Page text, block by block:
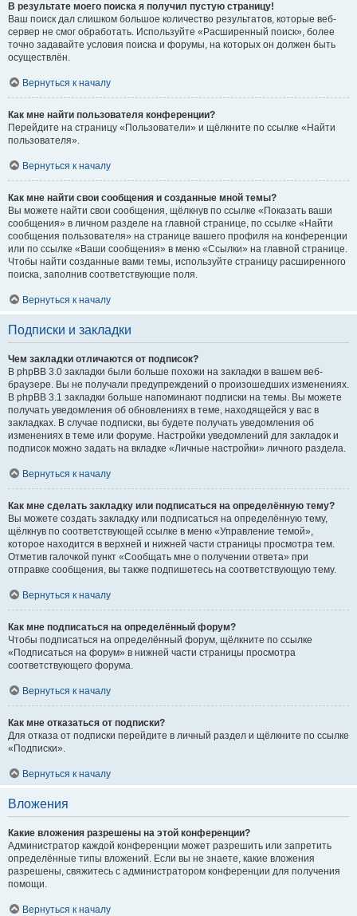
В результате моего поиска я получил пустую страницу!
Ваш поиск дал слишком большое количество результатов, которые веб-
сервер не смог обработать. Используйте «Расширенный поиск», более
точно задавайте условия поиска и форумы, на которых он должен быть
осуществлён.
Вернуться к началу
Как мне найти пользователя конференции?
Перейдите на страницу «Пользователи» и щёлкните по ссылке «Найти
пользователя».
Вернуться к началу
Как мне найти свои сообщения и созданные мной темы?
Вы можете найти свои сообщения, щёлкнув по ссылке «Показать ваши
сообщения» в личном разделе на главной странице, по ссылке «Найти
сообщения пользователя» на странице вашего профиля на конференции
или по ссылке «Ваши сообщения» в меню «Ссылки» на главной странице.
Чтобы найти созданные вами темы, используйте страницу расширенного
поиска, заполнив соответствующие поля.
Вернуться к началу
Подписки и закладки
Чем закладки отличаются от подписок?
В phpBB 3.0 закладки были больше похожи на закладки в вашем веб-
браузере. Вы не получали предупреждений о произошедших изменениях.
В phpBB 3.1 закладки больше напоминают подписки на темы. Вы можете
получать уведомления об обновлениях в теме, находящейся у вас в
закладках. В случае подписки, вы будете получать уведомления об
изменениях в теме или форуме. Настройки уведомлений для закладок и
подписок можно задать на вкладке «Личные настройки» личного раздела.
Вернуться к началу
Как мне сделать закладку или подписаться на определённую тему?
Вы можете создать закладку или подписаться на определённую тему,
щёлкнув по соответствующей ссылке в меню «Управление темой»,
которое находится в верхней и нижней части страницы просмотра тем.
Отметив галочкой пункт «Сообщать мне о получении ответа» при
отправке сообщения, вы также подпишетесь на соответствующую тему.
Вернуться к началу
Как мне подписаться на определённый форум?
Чтобы подписаться на определённый форум, щёлкните по ссылке
«Подписаться на форум» в нижней части страницы просмотра
соответствующего форума.
Вернуться к началу
Как мне отказаться от подписки?
Для отказа от подписки перейдите в личный раздел и щёлкните по ссылке
«Подписки».
Вернуться к началу
Вложения
Какие вложения разрешены на этой конференции?
Администратор каждой конференции может разрешить или запретить
определённые типы вложений. Если вы не знаете, какие вложения
разрешены, свяжитесь с администратором конференции для получения
помощи.
Вернуться к началу